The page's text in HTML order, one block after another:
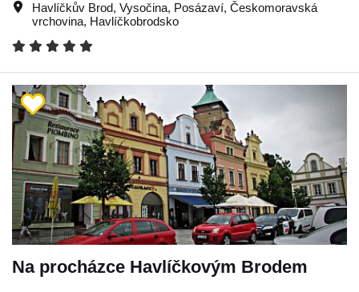
Havlíčkův Brod, Vysočina, Posázaví, Českomoravská
vrchovina, Havlíčkobrodsko
Na procházce Havlíčkovým Brodem